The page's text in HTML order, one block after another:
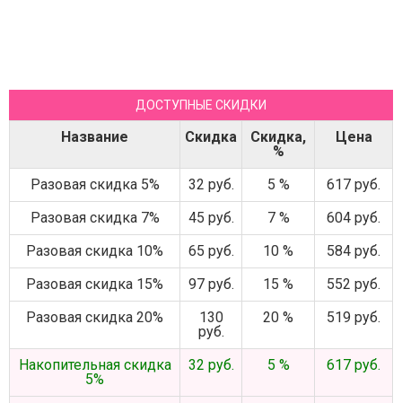
ДОСТУПНЫЕ СКИДКИ
Название Скидка
Скидка,
%
Цена
Разовая скидка 5% 32 руб. 5 %
617 руб.
Разовая скидка 7%
45 руб. 7 %
604 руб.
Разовая скидка 10%
65 руб. 10 %
584 руб.
Разовая скидка 15%
97 руб. 15 %
552 руб.
Разовая скидка 20%
130
руб.
20 % 519 руб.
Накопительная скидка
5%
32 руб. 5 % 617 руб.